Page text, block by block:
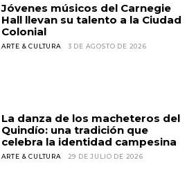
Jóvenes músicos del Carnegie
Hall llevan su talento a la Ciudad
Colonial
ARTE & CULTURA 3 DE AGOSTO DE 2026
La danza de los macheteros del
Quindío: una tradición que
celebra la identidad campesina
ARTE & CULTURA 29 DE JULIO DE 2026